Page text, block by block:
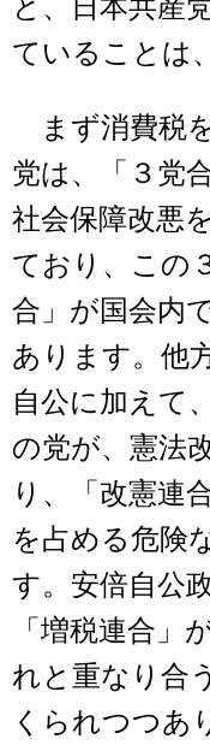
と、日本共産
ていることは
まず消費税
党は、「３党
社会保障改悪
ており、この
合」が国会内
あります。他
自公に加えて
の党が、憲法
り、「改憲連
を占める危険
す。安倍自公
「増税連合」
れと重なり合
くられつつあ